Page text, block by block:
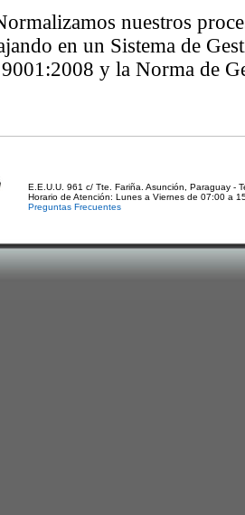
nuestros
en un Sistema de
9001:2008 y la Norma de
E.E.U.U. 961 c/ Tte. Fariña. Asunción, Paraguay -
Horario de Atención: Lunes a Viernes de 07:00 a
Preguntas Frecuentes